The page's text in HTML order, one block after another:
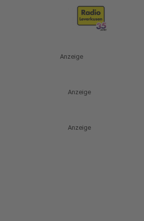
Anzeige
Anzeige
Anzeige